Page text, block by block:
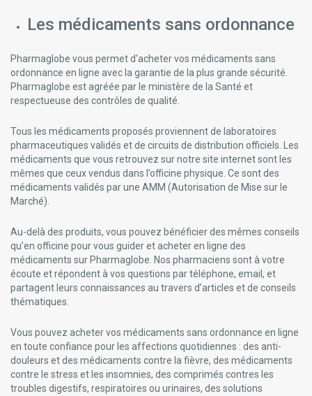
Les médicaments sans ordonnance
Pharmaglobe vous permet d'acheter vos médicaments sans
ordonnance en ligne avec la garantie de la plus grande sécurité.
Pharmaglobe est agréée par le ministère de la Santé et
respectueuse des contrôles de qualité.
Tous les médicaments proposés proviennent de laboratoires
pharmaceutiques validés et de circuits de distribution officiels. Les
médicaments que vous retrouvez sur notre site internet sont les
mêmes que ceux vendus dans l’officine physique. Ce sont des
médicaments validés par une AMM (Autorisation de Mise sur le
Marché).
Au-delà des produits, vous pouvez bénéficier des mêmes conseils
qu’en officine pour vous guider et acheter en ligne des
médicaments sur Pharmaglobe. Nos pharmaciens sont à votre
écoute et répondent à vos questions par téléphone, email, et
partagent leurs connaissances au travers d’articles et de conseils
thématiques.
Vous pouvez acheter vos médicaments sans ordonnance en ligne
en toute confiance pour les affections quotidiennes : des anti-
douleurs et des médicaments contre la fièvre, des médicaments
contre le stress et les insomnies, des comprimés contres les
troubles digestifs, respiratoires ou urinaires, des solutions